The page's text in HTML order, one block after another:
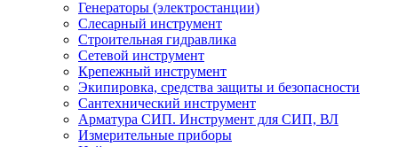
Генераторы (электростанции)
Слесарный инструмент
Строительная гидравлика
Сетевой инструмент
Крепежный инструмент
Экипировка, средства защиты и безопасности
Сантехнический инструмент
Арматура СИП. Инструмент для СИП, ВЛ
Измерительные приборы